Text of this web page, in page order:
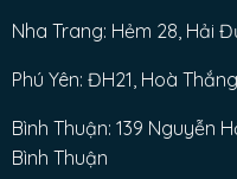
Nha Trang: Hẻm 28, Hải
Phú Yên: ĐH21, Hoà
Bình Thuận: 139 Nguyễn
Bình Thuận